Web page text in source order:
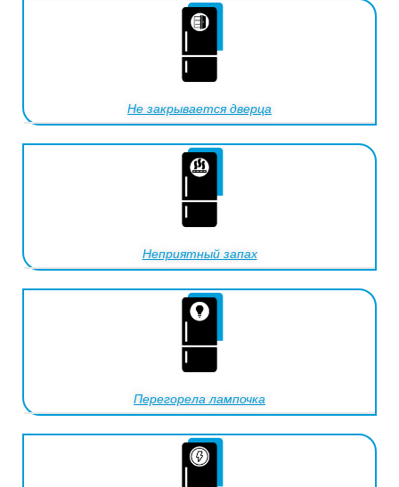
Не закрывается дверца
Неприятный запах
Перегорела лампочка